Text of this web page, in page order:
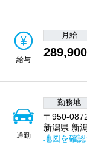
給与
月給
289,900
通勤
勤務地
〒950-
新潟県 新
地図を確